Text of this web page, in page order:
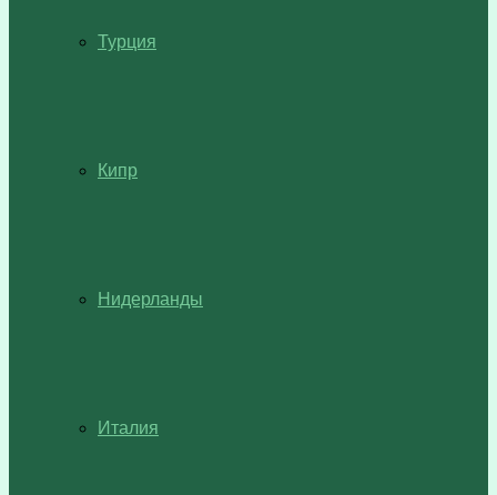
Турция
Кипр
Нидерланды
Италия